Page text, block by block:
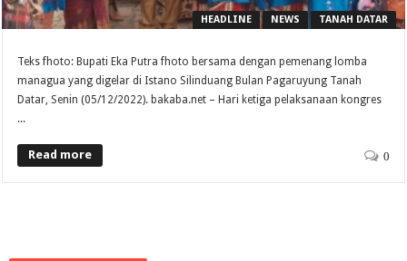
HEADLINE NEWS TANAH DATAR
Teks fhoto: Bupati Eka Putra fhoto bersama dengan pemenang lomba
managua yang digelar di Istano Silinduang Bulan Pagaruyung Tanah
Datar, Senin (05/12/2022). bakaba.net – Hari ketiga pelaksanaan kongres
...
Read more 0